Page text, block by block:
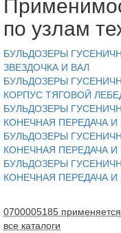
по узлам
БУЛЬДОЗЕРЫ
ЗВЕЗДОЧКА И ВАЛ
БУЛЬДОЗЕРЫ
КОРПУС ТЯГОВОЙ
БУЛЬДОЗЕРЫ
КОНЕЧНАЯ ПЕРЕДАЧА И
БУЛЬДОЗЕРЫ
КОНЕЧНАЯ ПЕРЕДАЧА
БУЛЬДОЗЕРЫ
КОНЕЧНАЯ ПЕРЕДАЧА И
0700005185
все каталоги